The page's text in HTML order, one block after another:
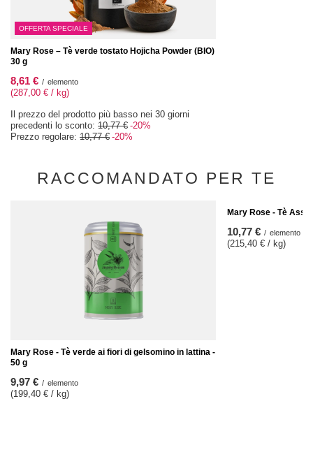
OFFERTA SPECIALE
Mary Rose – Tè verde tostato Hojicha Powder (BIO)
30 g
8,61 € / elemento
(287,00 € / kg)
Il prezzo del prodotto più basso nei 30 giorni
precedenti lo sconto: 10,77 € -20%
Prezzo regolare: 10,77 € -20%
RACCOMANDATO PER TE
Mary Rose - Tè verde ai fiori di gelsomino in lattina -
50 g
9,97 € / elemento
(199,40 € / kg)
Mary Rose - Tè
10,77 € / elemento
(215,40 € / kg)